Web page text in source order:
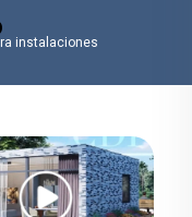
instalaciones